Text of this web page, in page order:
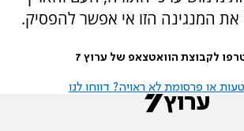
את המנגינה הזו אי אפשר להפסיק.
לקבוצת הוואטצאפ של ערוץ 7
או פרסומת לא ראויה? דווחו לנו